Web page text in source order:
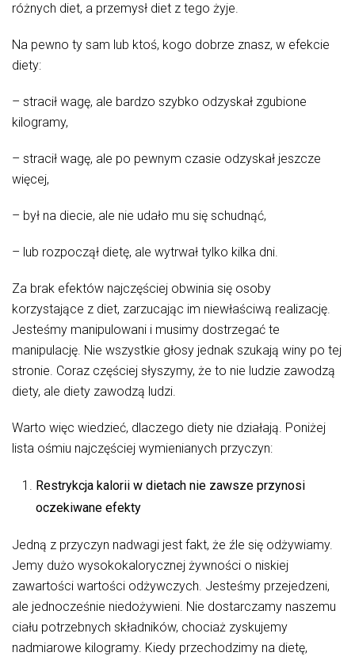
różnych diet, a przemysł diet z tego żyje.
Na pewno ty sam lub ktoś, kogo dobrze znasz, w efekcie
diety:
– stracił wagę, ale bardzo szybko odzyskał zgubione
kilogramy,
– stracił wagę, ale po pewnym czasie odzyskał jeszcze
więcej,
– był na diecie, ale nie udało mu się schudnąć,
– lub rozpoczął dietę, ale wytrwał tylko kilka dni.
Za brak efektów najczęściej obwinia się osoby
korzystające z diet, zarzucając im niewłaściwą realizację.
Jesteśmy manipulowani i musimy dostrzegać te
manipulację. Nie wszystkie głosy jednak szukają winy po tej
stronie. Coraz częściej słyszymy, że to nie ludzie zawodzą
diety, ale diety zawodzą ludzi.
Warto więc wiedzieć, dlaczego diety nie działają. Poniżej
lista ośmiu najczęściej wymienianych przyczyn:
Restrykcja kalorii w dietach nie zawsze przynosi
oczekiwane efekty
Jedną z przyczyn nadwagi jest fakt, że źle się odżywiamy.
Jemy dużo wysokokalorycznej żywności o niskiej
zawartości wartości odżywczych. Jesteśmy przejedzeni,
ale jednocześnie niedożywieni. Nie dostarczamy naszemu
ciału potrzebnych składników, chociaż zyskujemy
nadmiarowe kilogramy. Kiedy przechodzimy na dietę,